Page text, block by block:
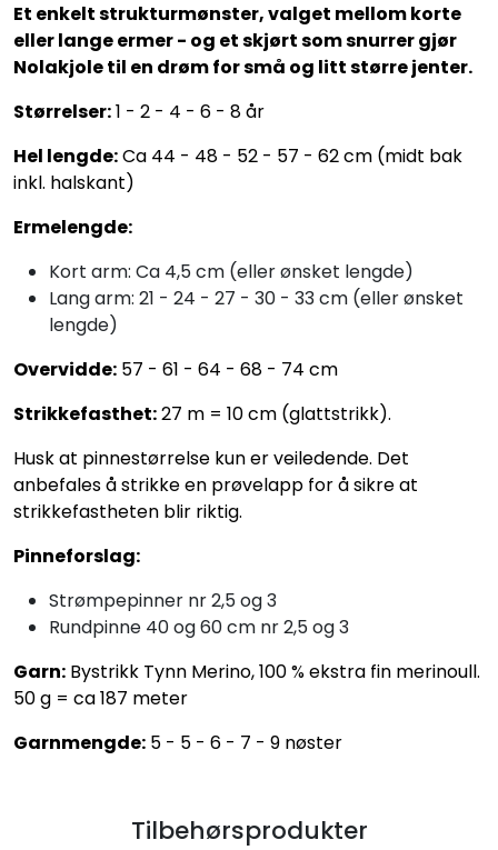
Et enkelt strukturmønster, valget mellom korte
eller lange ermer - og et skjørt som snurrer gjør
Nolakjole til en drøm for små og litt større jenter.
Størrelser:1 - 2 - 4 - 6 - 8 år
Hel lengde:Ca 44 - 48 - 52 - 57 - 62 cm (midt bak
inkl. halskant)
Ermelengde:
Kort arm: Ca 4,5 cm (eller ønsket lengde)
Lang arm: 21 - 24 - 27 - 30 - 33 cm (eller ønsket
lengde)
Overvidde: 57 - 61 - 64 - 68 - 74 cm
Strikkefasthet:27 m = 10 cm (glattstrikk).
Husk at pinnestørrelse kun er veiledende. Det
anbefales å strikke en prøvelapp for å sikre at
strikkefastheten blir riktig.
Pinneforslag:
Strømpepinner nr 2,5 og 3
Rundpinne 40 og 60 cm nr 2,5 og 3
Garn: Bystrikk Tynn Merino, 100 % ekstra fin merinoull.
50 g = ca 187 meter
Garnmengde: 5 - 5 - 6 - 7 - 9 nøster
Tilbehørsprodukter